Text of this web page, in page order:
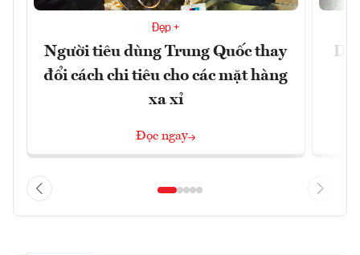
Đẹp +
Người tiêu dùng Trung Quốc thay
đổi cách chi tiêu cho các mặt hàng
xa xỉ
Đọc ngay
Du